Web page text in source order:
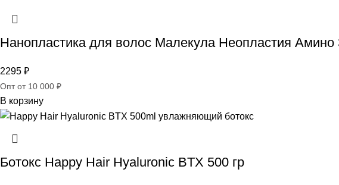
Нанопластика для волос Малекула Неопластия Амино
2295 ₽
Опт от 10 000 ₽
В корзину
Ботокс Happy Hair Hyaluronic BTX 500 гр